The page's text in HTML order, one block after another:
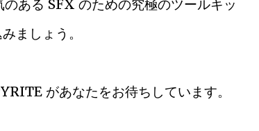
ある SFX のための究極のツールキッ
ましょう。
があなたをお待ちしています。